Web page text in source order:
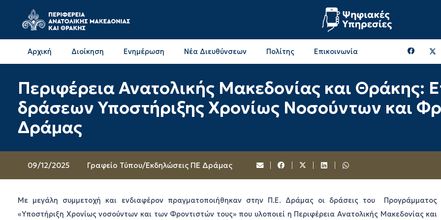
Αρχική Διοίκηση Ενημέρωση Νέα Διευθύνσεων Πολίτης Επικοινωνία
Περιφέρεια Ανατολικής Μακεδονίας και Θράκης:
δράσεων Υποστήριξης Χρονίως Νοσούντων και
Δράμας
09/12/2025 Γραφείο Τύπου/Εκδηλώσεις ΠΕ Δράμας
Με μεγάλη συμμετοχή και ενδιαφέρον πραγματοποιήθηκαν στην Π.Ε. Δράμας οι δράσεις του Προγράμματος
«Υποστήριξη Χρονίως νοσούντων και των Φροντιστών τους» που υλοποιεί η Περιφέρεια Ανατολικής Μακεδονίας και